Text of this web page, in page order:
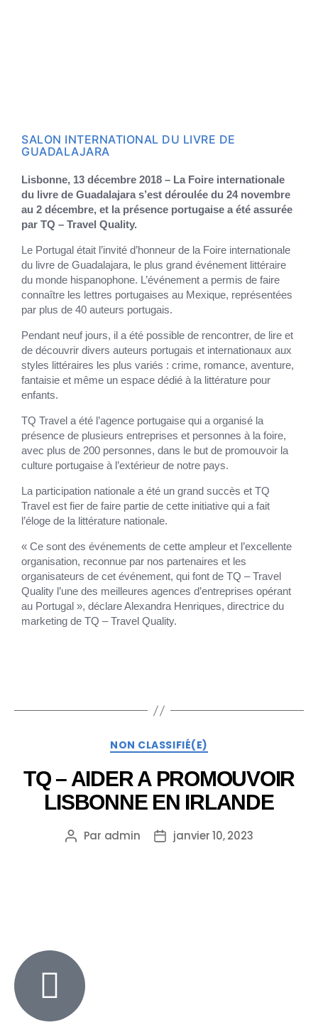
SALON INTERNATIONAL DU LIVRE DE
GUADALAJARA
Lisbonne, 13 décembre 2018 – La Foire internationale
du livre de Guadalajara s’est déroulée du 24 novembre
au 2 décembre, et la présence portugaise a été assurée
par TQ – Travel Quality.
Le Portugal était l’invité d’honneur de la Foire internationale
du livre de Guadalajara, le plus grand événement littéraire
du monde hispanophone. L’événement a permis de faire
connaître les lettres portugaises au Mexique, représentées
par plus de 40 auteurs portugais.
Pendant neuf jours, il a été possible de rencontrer, de lire et
de découvrir divers auteurs portugais et internationaux aux
styles littéraires les plus variés : crime, romance, aventure,
fantaisie et même un espace dédié à la littérature pour
enfants.
TQ Travel a été l’agence portugaise qui a organisé la
présence de plusieurs entreprises et personnes à la foire,
avec plus de 200 personnes, dans le but de promouvoir la
culture portugaise à l’extérieur de notre pays.
La participation nationale a été un grand succès et TQ
Travel est fier de faire partie de cette initiative qui a fait
l’éloge de la littérature nationale.
« Ce sont des événements de cette ampleur et l’excellente
organisation, reconnue par nos partenaires et les
organisateurs de cet événement, qui font de TQ – Travel
Quality l’une des meilleures agences d’entreprises opérant
au Portugal », déclare Alexandra Henriques, directrice du
marketing de TQ – Travel Quality.
NON CLASSIFIÉ(E)
TQ – AIDER A PROMOUVOIR
LISBONNE EN IRLANDE
Par admin janvier 10, 2023